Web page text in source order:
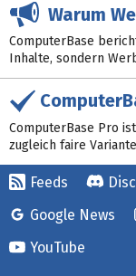
Warum
ComputerBase
Inhalte, sondern
ComputerBase Pro
zugleich faire
Feeds
Google News
YouTube